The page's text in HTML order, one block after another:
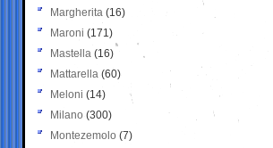
Margherita (16)
Maroni (171)
Mastella (16)
Mattarella (60)
Meloni (14)
Milano (300)
Montezemolo (7)